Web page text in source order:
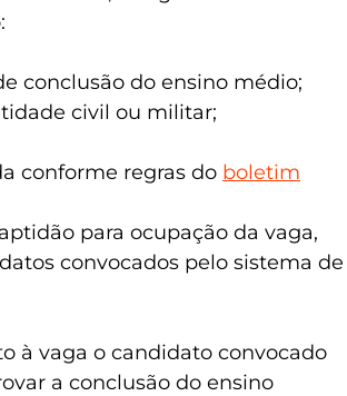
conclusão do ensino médio;
civil ou militar;
conforme regras do boletim
para ocupação da vaga,
convocados pelo sistema de
à vaga o candidato convocado
a conclusão do ensino